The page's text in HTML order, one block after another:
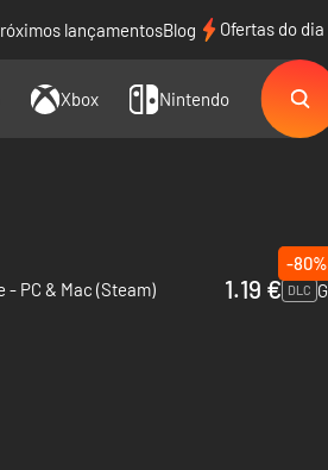
lançamentosBlog Ofertas do dia
Xbox Nintendo
- PC & Mac (Steam)
1.19 €
-80%
DLC